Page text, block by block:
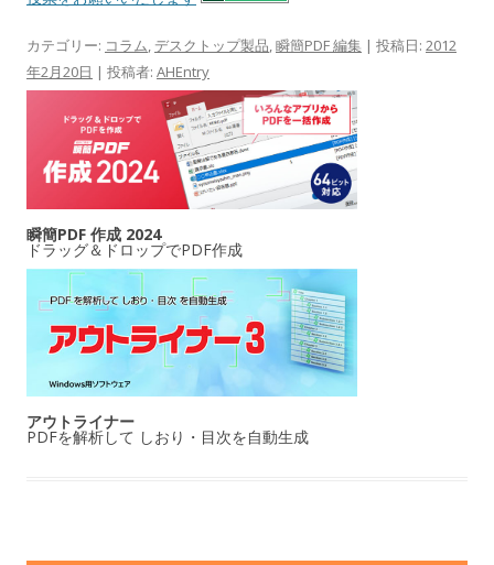
カテゴリー: コラム, デスクトップ製品,瞬簡PDF 編集 | 投稿日: 2012
年2月20日 | 投稿者: AHEntry
瞬簡PDF 作成 2024
ドラッグ＆ドロップでPDF作成
アウトライナー
PDFを解析して しおり・目次を自動生成